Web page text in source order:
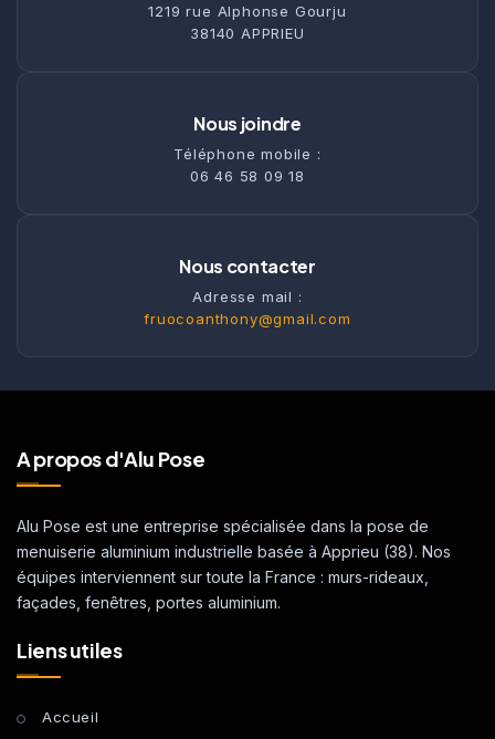
1219 rue Alphonse Gourju
38140 APPRIEU
Nous joindre
Téléphone mobile :
06 46 58 09 18
Nous contacter
Adresse mail :
fruocoanthony@gmail.com
A propos d'Alu Pose
Alu Pose est une entreprise spécialisée dans la pose de
menuiserie aluminium industrielle basée à Apprieu (38). Nos
équipes interviennent sur toute la France : murs-rideaux,
façades, fenêtres, portes aluminium.
Liens utiles
Accueil